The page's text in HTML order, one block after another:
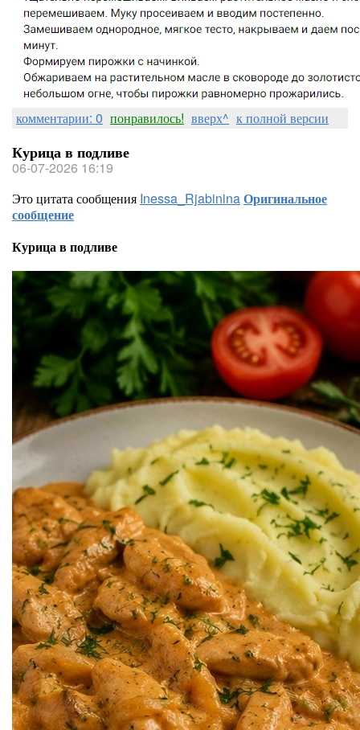
комментарии: 0 понравилось! вверх^ к полной версии
Курица в подливе
06-07-2026 16:19
Это цитата сообщения Inessa_RjabininaОригинальное
сообщение
Курица в подливе